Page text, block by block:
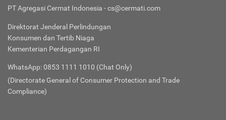
PT Agregasi Cermat Indonesia - cs@cermati.com
Direktorat Jenderal Perlindungan
Konsumen dan Tertib Niaga
Kementerian Perdagangan RI
WhatsApp: 0853 1111 1010 (Chat Only)
(Directorate General of Consumer Protection and Trade
Compliance)